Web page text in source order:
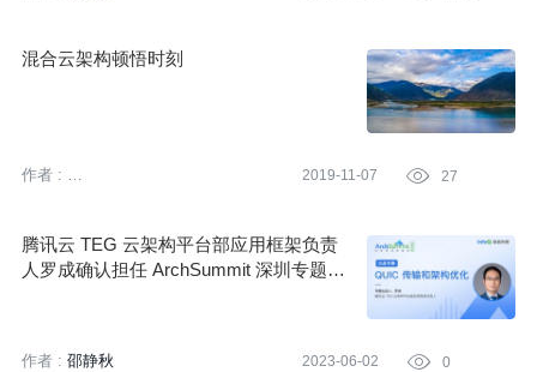
混合云架构顿悟时刻
作者 :
2019-11-07  27
腾讯云 TEG 云架构平台部应用框架负责
人罗成确认担任 ArchSummit 深圳专题出
作者 : 邵静秋 2023-06-02  0